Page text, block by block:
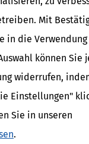
Mit
in die
können Sie
widerrufen,
Einstellungen"
Sie in unseren
.
West